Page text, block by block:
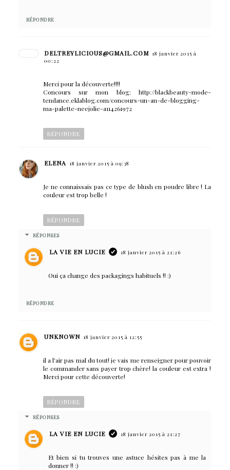
RÉPONDRE
DELTREYLICIOUS@GMAIL.COM 18 janvier 2015 à
00:22
Merci pour la découverte!!!!
Concours sur mon blog: http://blackbeauty-mode-
tendance.eklablog.com/concours-un-an-de-blogging-
ma-palette-neejolie-a114261972
RÉPONDRE
ELENA 18 janvier 2015 à 09:38
Je ne connaissais pas ce type de blush en poudre libre ! La
couleur est trop belle !
RÉPONDRE
RÉPONSES
LA VIE EN LUCIE 18 janvier 2015 à 21:26
Oui ça change des packagings habituels !! :)
RÉPONDRE
UNKNOWN 18 janvier 2015 à 12:55
il a l'air pas mal du tout! je vais me renseigner pour pouvoir
le commander sans payer trop chère! la couleur est extra !
Merci pour cette découverte!
RÉPONDRE
RÉPONSES
LA VIE EN LUCIE 18 janvier 2015 à 21:27
Et bien si tu trouves une astuce hésites pas à me la
donner !! :)